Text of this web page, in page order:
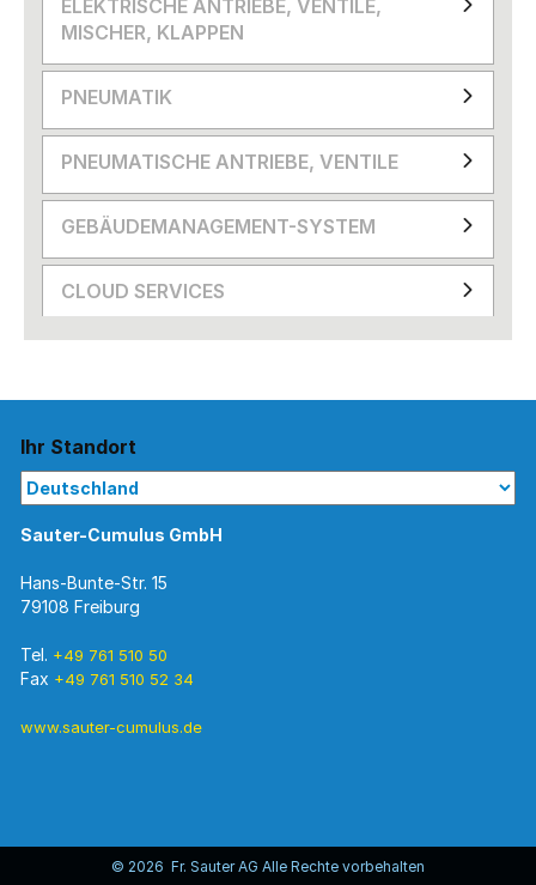
ELEKTRISCHE ANTRIEBE, VENTILE,
MISCHER, KLAPPEN
PNEUMATIK
PNEUMATISCHE ANTRIEBE, VENTILE
GEBÄUDEMANAGEMENT-SYSTEM
CLOUD SERVICES
Ihr Standort
Sauter-Cumulus GmbH
Hans-Bunte-Str. 15
79108 Freiburg
Tel. +49 761 510 50
Fax +49 761 510 52 34
www.sauter-cumulus.de
© 2026 Fr. Sauter AG Alle Rechte vorbehalten